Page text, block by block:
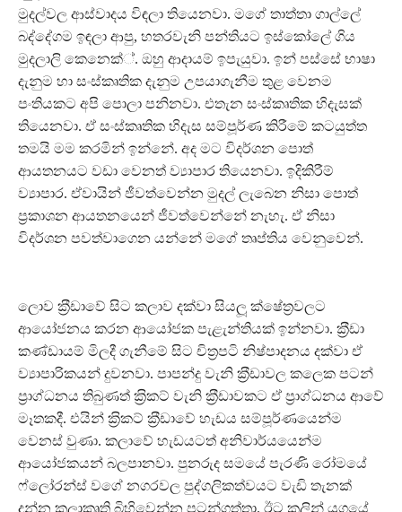
මුදල්වල ආස්වාදය විඳලා තියෙනවා. මගේ තාත්තා ගාල්ලේ
බද්දේගම ඉඳලා ආපු, හතරවැනි පන්තියට ඉස්කෝලේ ගිය
මුදලාලි කෙනෙක්්. ඔහු ආදායම් ඉපැයුවා. ඉන් පස්සේ භාෂා
දැනුම හා සංස්කෘතික දැනුම උපයාගැනීම තුළ වෙනම
පංතියකට අපි පොලා පනිනවා. එතැන සංස්කෘතික හිදැසක්
තියෙනවා. ඒ සංස්කෘතික හිදැස සම්පූර්ණ කිරීමේ කටයුත්ත
තමයි මම කරමින් ඉන්නේ. අද මට විදර්ශන පොත්
ආයතනයට වඩා වෙනත් ව්‍යාපාර තියෙනවා. ඉදිකිරීම්
ව්‍යාපාර. ඒවායින් ජීවත්වෙන්න මුදල් ලැබෙන නිසා පොත්
ප‍්‍රකාශන ආයතනයෙන් ජීවත්වෙන්නේ නැහැ. ඒ නිසා
විදර්ශන පවත්වාගෙන යන්නේ මගේ තෘප්තිය වෙනුවෙන්.
ලොව ක‍්‍රීඩාවේ සිට කලාව දක්වා සියලූ ක්ෂේත‍්‍රවලට
ආයෝජනය කරන ආයෝජක පැළැන්තියක් ඉන්නවා. ක‍්‍රීඩා
කණ්ඩායම් මිලදී ගැනීමේ සිට චිත‍්‍රපටි නිෂ්පාදනය දක්වා ඒ
ව්‍යාපාරිකයන් දුවනවා. පාපන්දු වැනි ක‍්‍රීඩාවල කලෙක පටන්
ප‍්‍රාග්ධනය තිබුණත් ක‍්‍රිකට් වැනි ක‍්‍රීඩාවකට ඒ ප‍්‍රාග්ධනය ආවේ
මෑතකදී. එයින් ක‍්‍රිකට් ක‍්‍රීඩාවේ හැඩය සම්පූර්ණයෙන්ම
වෙනස් වුණා. කලාවේ හැඩයටත් අනිවාර්යයෙන්ම
ආයෝජකයන් බලපානවා. පුනරුද සමයේ පැරණි රෝමයේ
ෆ්ලෝරන්ස් වගේ නගරවල පුද්ගලිකත්වයට වැඩි තැනක්
දුන්න කලාකෘති බිහිවෙන්න පටන්ගත්තා. ඊට කලින් යුගයේ